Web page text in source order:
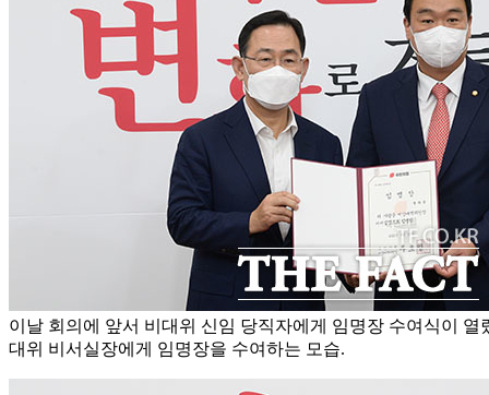
이날 회의에 앞서 비대위 신임 당직자에게 임명장 수여식이 열
대위 비서실장에게 임명장을 수여하는 모습.